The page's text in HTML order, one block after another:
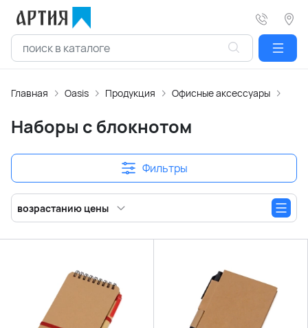
Главная Oasis Продукция Офисные аксессуары
Наборы с блокнотом
Фильтры
возрастанию цены